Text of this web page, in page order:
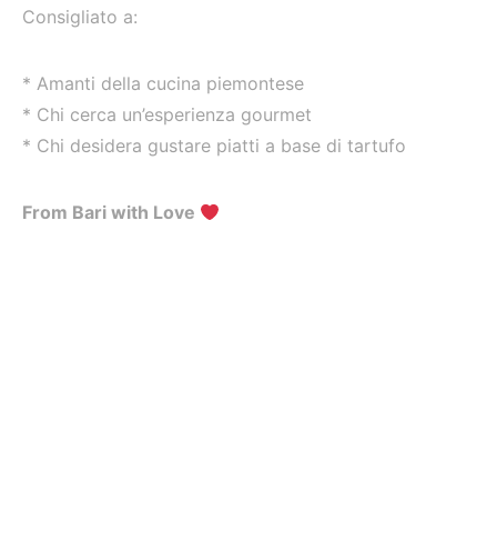
Consigliato a:
* Amanti della cucina piemontese
* Chi cerca un’esperienza gourmet
* Chi desidera gustare piatti a base di tartufo
From Bari with Love